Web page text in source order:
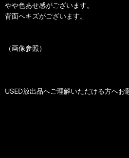
やや色あせ感がございます。
背面へキズがございます。
（画像参照）
USED放出品へご理解いただける方へお